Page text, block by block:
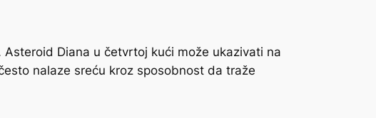
Diana u četvrtoj kući može ukazivati na
nalaze sreću kroz sposobnost da traže